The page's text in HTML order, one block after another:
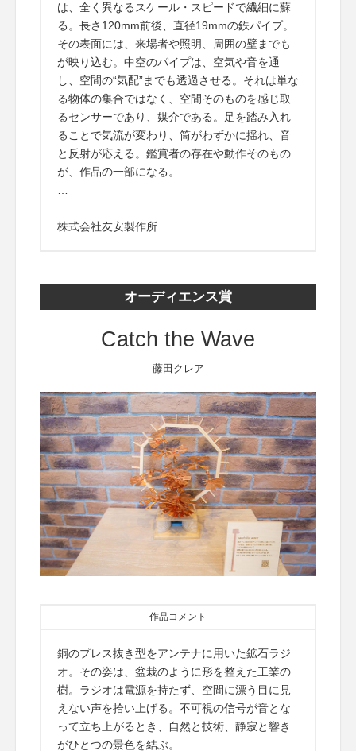
は、全く異なるスケール・スピードで繊細に蘇
る。長さ120mm前後、直径19mmの鉄パイプ。
その表面には、来場者や照明、周囲の壁までも
が映り込む。中空のパイプは、空気や音を通
し、空間の“気配”までも透過させる。それは単な
る物体の集合ではなく、空間そのものを感じ取
るセンサーであり、媒介である。足を踏み入れ
ることで気流が変わり、筒がわずかに揺れ、音
と反射が応える。鑑賞者の存在や動作そのもの
が、作品の一部になる。
…
株式会社友安製作所
オーディエンス賞
Catch the Wave
藤田クレア
作品コメント
銅のプレス抜き型をアンテナに用いた鉱石ラジ
オ。その姿は、盆栽のように形を整えた工業の
樹。ラジオは電源を持たず、空間に漂う目に見
えない声を拾い上げる。不可視の信号が音とな
って立ち上がるとき、自然と技術、静寂と響き
がひとつの景色を結ぶ。